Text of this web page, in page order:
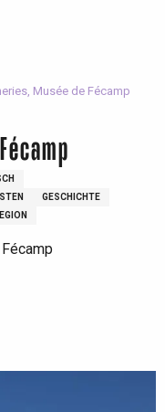
Musée de Fécamp
GESCHICHTE